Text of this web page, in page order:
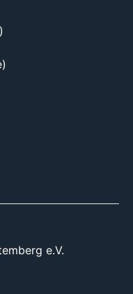
e.V.